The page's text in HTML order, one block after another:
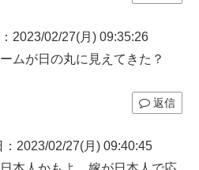
2023/02/27(月) 09:35:26
ムが日の丸に見えてきた？
返信
：2023/02/27(月) 09:40:45